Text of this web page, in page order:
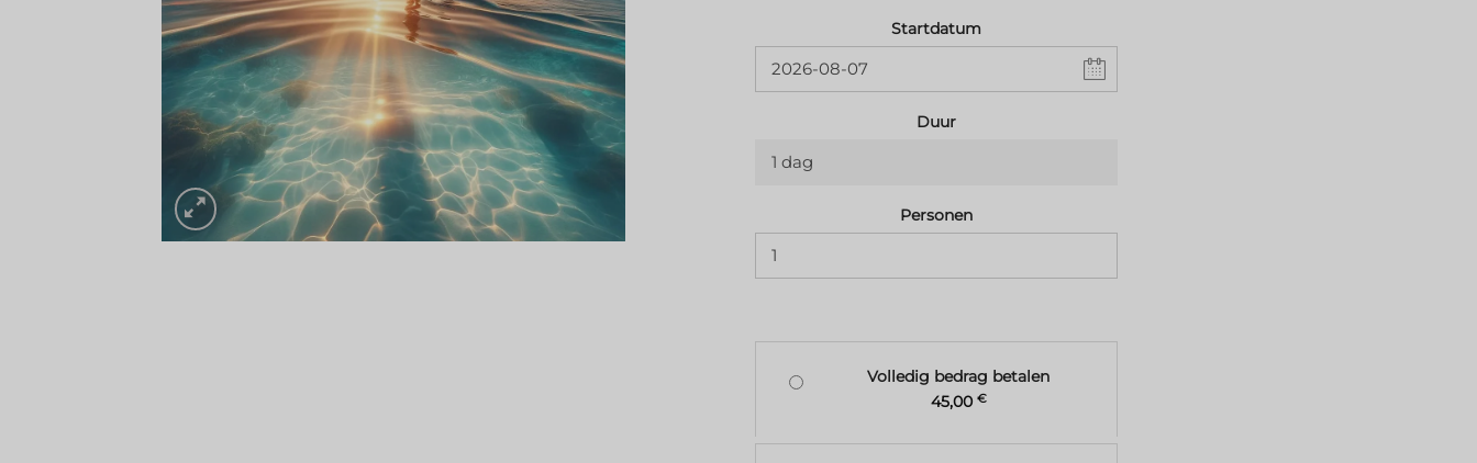
Startdatum
Duur
1 dag
Personen
Volledig bedrag betalen
45,00 €